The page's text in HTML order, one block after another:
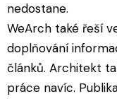
nedostane.
WeArch také řeší
doplňování
článků. Architekt
práce navíc.